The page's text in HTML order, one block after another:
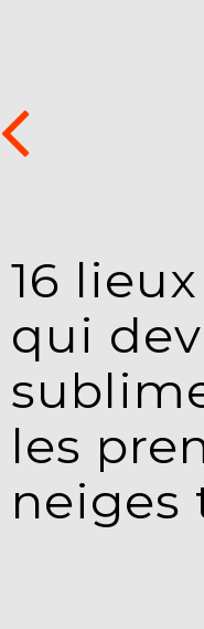
16
qui
les
neiges